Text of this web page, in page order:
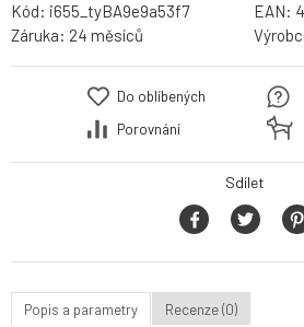
Kód: i655_tyBA9e9a53f7 EAN:
Záruka: 24 měsíců
Do oblíbených
Porovnání
Sdílet
Popis a parametry Recenze (0)